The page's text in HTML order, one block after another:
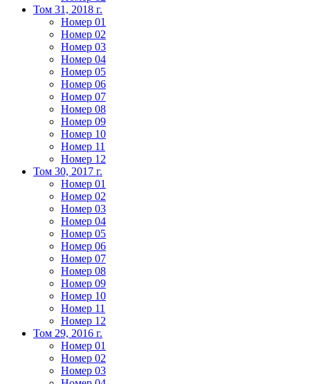
Том 31, 2018 г.
Номер 01
Номер 02
Номер 03
Номер 04
Номер 05
Номер 06
Номер 07
Номер 08
Номер 09
Номер 10
Номер 11
Номер 12
Том 30, 2017 г.
Номер 01
Номер 02
Номер 03
Номер 04
Номер 05
Номер 06
Номер 07
Номер 08
Номер 09
Номер 10
Номер 11
Номер 12
Том 29, 2016 г.
Номер 01
Номер 02
Номер 03